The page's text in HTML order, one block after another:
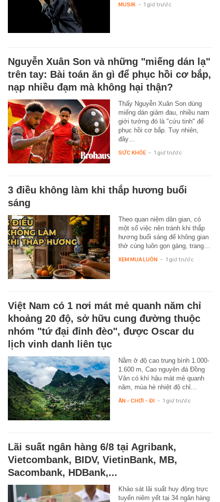
MUSIK - 1 giờ trước
Nguyễn Xuân Son và những "miếng dán lạ"
trên tay: Bài toán ăn gì để phục hồi cơ bắp,
nạp nhiều đạm mà không hại thận?
Thấy Nguyễn Xuân Son dùng
miếng dán giảm đau, nhiều nam
giới tưởng đó là "cứu tinh" để
phục hồi cơ bắp. Tuy nhiên,
đây…
SỨC KHỎE - 1 giờ trước
3 điều không làm khi thắp hương buổi
sáng
Theo quan niệm dân gian, có
một số việc nên tránh khi thắp
hương buổi sáng để không gian
thờ cúng luôn gọn gàng, trang…
XEM MUA LUÔN - 1 giờ trước
Việt Nam có 1 nơi mát mẻ quanh năm chỉ
khoảng 20 độ, sở hữu cung đường thuộc
nhóm "tứ đại đỉnh đèo", được Oscar du
lịch vinh danh liên tục
Nằm ở độ cao trung bình 1.000-
1.600 m, Cao nguyên đá Đồng
Văn có khí hậu mát mẻ quanh
năm, mùa hè nhiệt độ chỉ…
ĂN - CHƠI - ĐI - 1 giờ trước
Lãi suất ngân hàng 6/8 tại Agribank,
Vietcombank, BIDV, VietinBank, MB,
Sacombank, HDBank,...
Khảo sát lãi suất huy động trực
tuyến niêm yết tại 34 ngân hàng